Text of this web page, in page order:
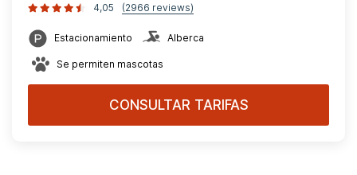
4,05
(2966 reviews)
Estacionamiento Alberca
Se permiten mascotas
CONSULTAR TARIFAS